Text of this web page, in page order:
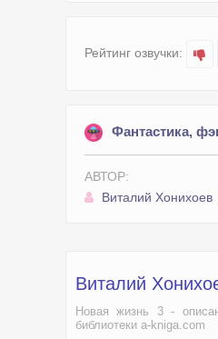
Рейтинг озвучки:
Фантастика,
АВТОР:
Виталий Хонихоев
Виталий
Новая жизнь 3 -
библиотеки a-kniga.com